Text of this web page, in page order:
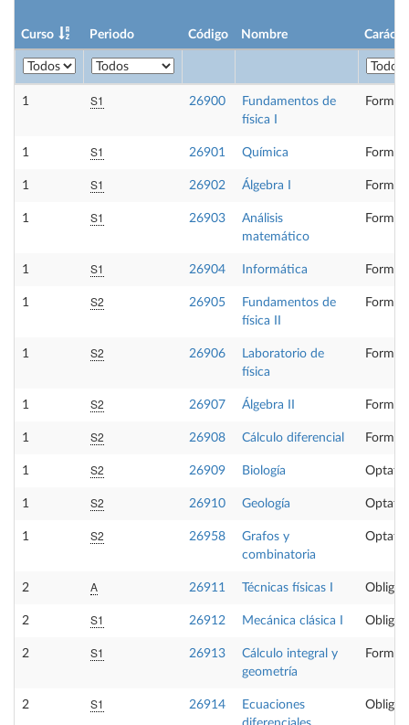
Curso Periodo Código Nombre
1 S1 26900
Fundamentos de
física I
1 S1 26901 Química
1 S1 26902 Álgebra I
1 S1 26903
Análisis
matemático
1 S1 26904 Informática
1 S2 26905
Fundamentos de
física II
1 S2 26906
Laboratorio de
física
1 S2 26907 Álgebra II
1 S2 26908 Cálculo diferencial
1 S2 26909 Biología
1 S2 26910 Geología
1 S2 26958
Grafos y
combinatoria
2 A 26911 Técnicas físicas I
2 S1 26912 Mecánica clásica I
2 S1 26913
Cálculo integral y
geometría
2 S1 26914
Ecuaciones